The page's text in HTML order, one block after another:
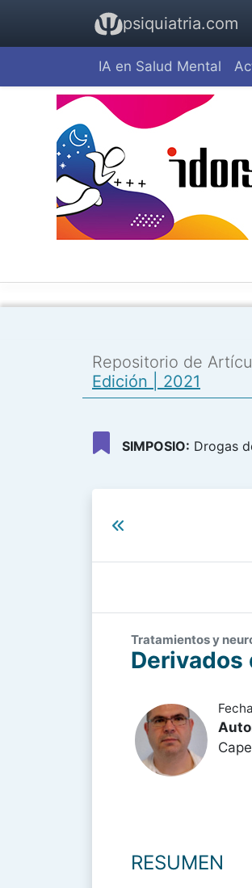
psiquiatria.com
IA en Salud Mental
Repositorio de
Edición | 2021
SIMPOSIO: Drogas
Tratamientos y
RESUMEN